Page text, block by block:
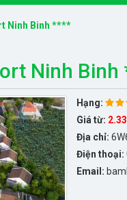
Ninh Binh ****
Ninh
Hạng:
Giá từ:
Địa chỉ:
Điện thoại:
Email: